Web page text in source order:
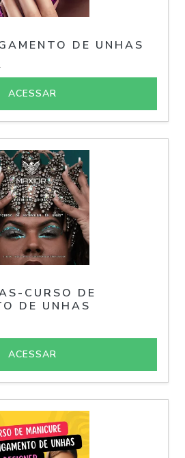
DE UNHAS
ACESSAR
CURSO DE
DE UNHAS
ACESSAR